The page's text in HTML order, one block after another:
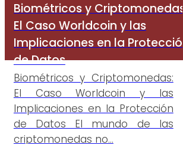
Biométricos y Criptomonedas:
El Caso Worldcoin y las
Implicaciones en la Protección
de Datos
Biométricos y Criptomonedas:
El Caso Worldcoin y las
Implicaciones en la Protección
de Datos El mundo de las
criptomonedas no…